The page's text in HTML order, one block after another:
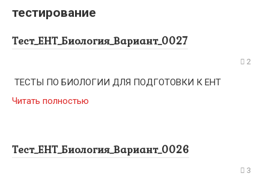
тестирование
Тест_ЕНТ_Биология_Вариант_0027
2
ТЕСТЫ ПО БИОЛОГИИ ДЛЯ ПОДГОТОВКИ К ЕНТ
Читать полностью
Тест_ЕНТ_Биология_Вариант_0026
3